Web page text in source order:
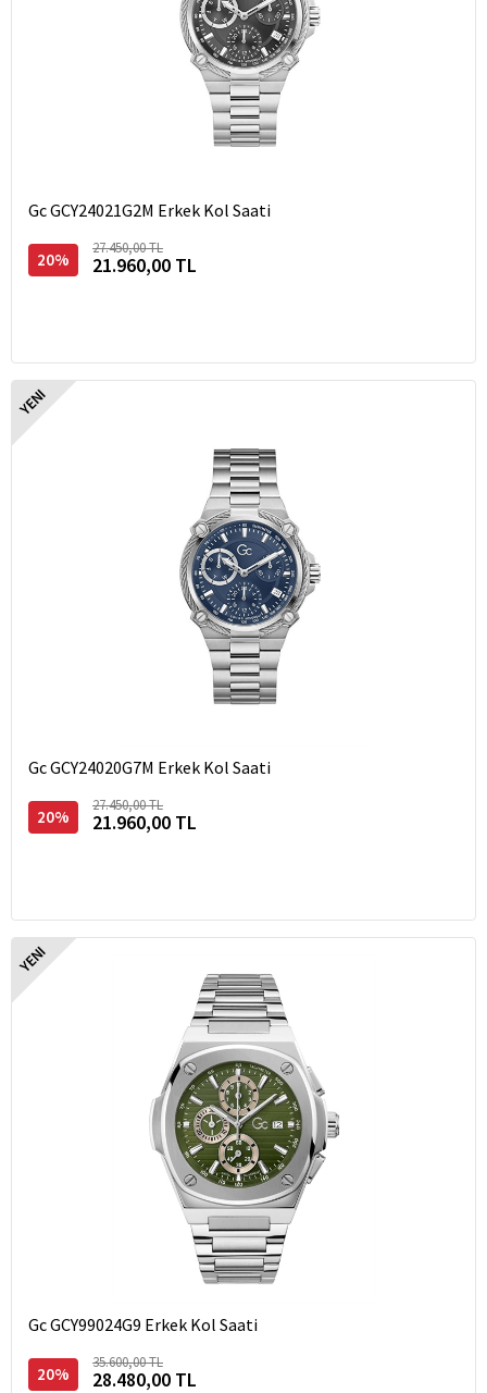
Gc GCY24021G2M Erkek Kol Saati
20%
27.450,00 TL
21.960,00 TL
YENI
Gc GCY24020G7M Erkek Kol Saati
20%
27.450,00 TL
21.960,00 TL
YENI
Gc GCY99024G9 Erkek Kol Saati
20%
35.600,00 TL
28.480,00 TL